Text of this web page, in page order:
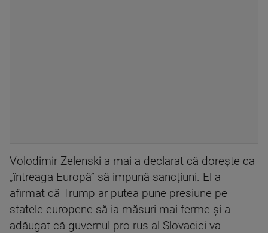
Volodimir Zelenski a mai a declarat că dorește ca
„întreaga Europă” să impună sancțiuni. El a
afirmat că Trump ar putea pune presiune pe
statele europene să ia măsuri mai ferme și a
adăugat că guvernul pro-rus al Slovaciei va